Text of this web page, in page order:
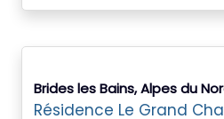
Brides les Bains, Alpes du
Résidence Le Grand